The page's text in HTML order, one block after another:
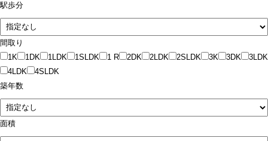
駅歩分
間取り
1K
1DK 1LDK 1SLDK 1 R 2DK 2LDK 2SLDK 3K 3DK
3LDK
4LDK
4SLDK
築年数
面積